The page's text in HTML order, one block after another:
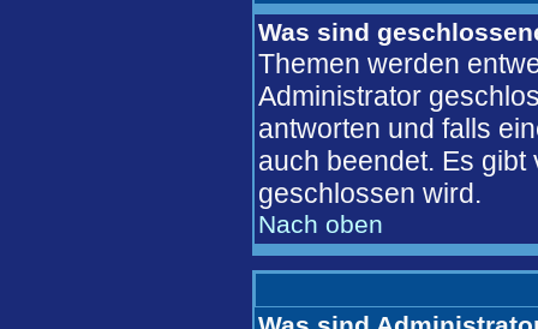
Was sind
Themen werden
Administrator
antworten und falls
auch beendet. Es
geschlossen wird.
Nach oben